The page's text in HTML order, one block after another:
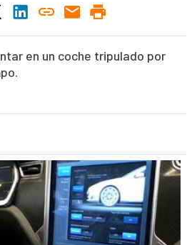
en un coche tripulado por